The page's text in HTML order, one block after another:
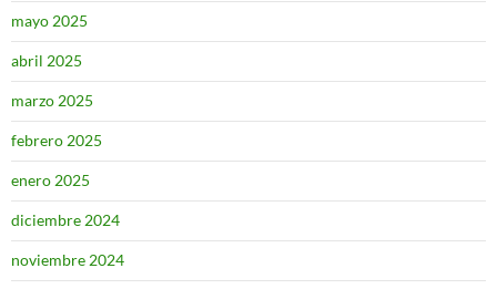
mayo 2025
abril 2025
marzo 2025
febrero 2025
enero 2025
diciembre 2024
noviembre 2024